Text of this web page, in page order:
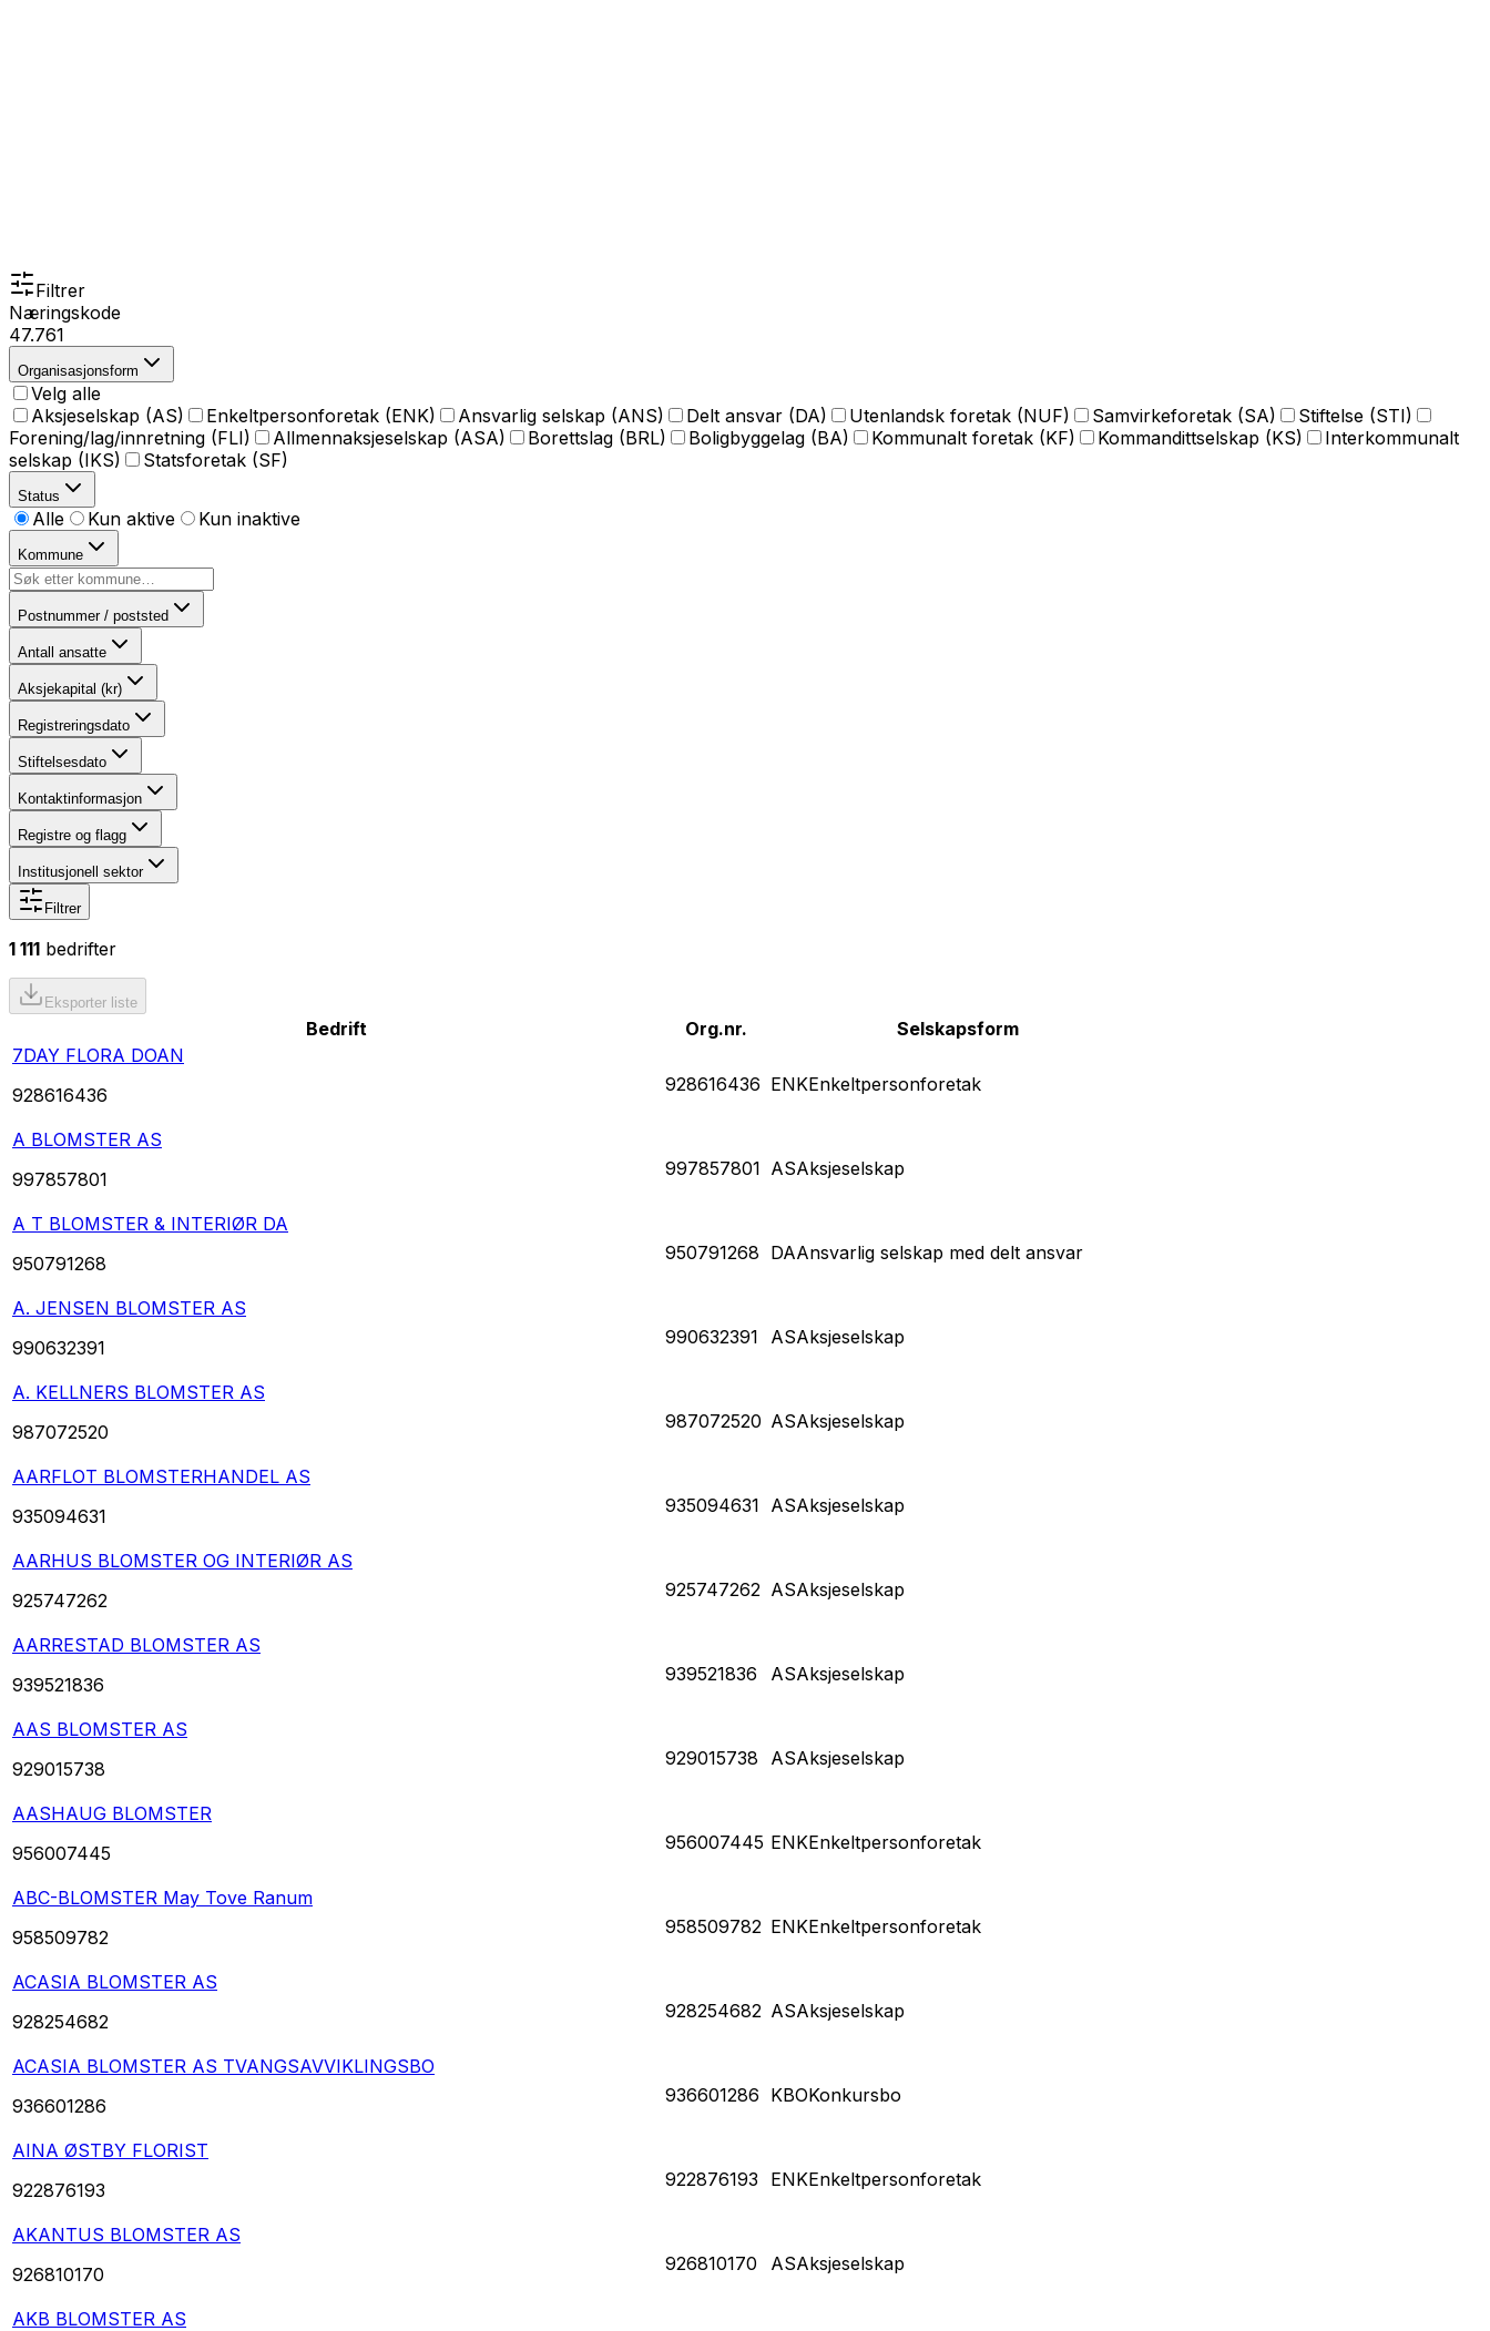
Filtrer
Næringskode
47.761
Organisasjonsform
Velg alle
Aksjeselskap (AS)
Enkeltpersonforetak (ENK) Ansvarlig selskap (ANS) Delt ansvar (DA) Utenlandsk foretak (NUF) Samvirkeforetak (SA)
Stiftelse (STI)
Forening/lag/innretning (FLI)
Allmennaksjeselskap (ASA) Borettslag (BRL) Boligbyggelag (BA) Kommunalt foretak (KF) Kommandittselskap (KS)
Interkommunalt
selskap (IKS)
Statsforetak (SF)
Status
Alle Kun aktive Kun inaktive
Kommune
Postnummer / poststed
Antall ansatte
Aksjekapital (kr)
Registreringsdato
Stiftelsesdato
Kontaktinformasjon
Registre og flagg
Institusjonell sektor
Filtrer
1 111 bedrifter
Eksporter liste
Bedrift Org.nr.
Selskapsform
7DAY FLORA DOAN
928616436
928616436 ENKEnkeltpersonforetak
A BLOMSTER AS
997857801
997857801 ASAksjeselskap
A T BLOMSTER & INTERIØR DA
950791268
950791268 DAAnsvarlig selskap med delt ansvar
A. JENSEN BLOMSTER AS
990632391
990632391 ASAksjeselskap
A. KELLNERS BLOMSTER AS
987072520
987072520 ASAksjeselskap
AARFLOT BLOMSTERHANDEL AS
935094631
935094631 ASAksjeselskap
AARHUS BLOMSTER OG INTERIØR AS
925747262
925747262 ASAksjeselskap
AARRESTAD BLOMSTER AS
939521836
939521836 ASAksjeselskap
AAS BLOMSTER AS
929015738
929015738 ASAksjeselskap
AASHAUG BLOMSTER
956007445
956007445 ENKEnkeltpersonforetak
ABC-BLOMSTER May Tove Ranum
958509782
958509782 ENKEnkeltpersonforetak
ACASIA BLOMSTER AS
928254682
928254682 ASAksjeselskap
ACASIA BLOMSTER AS TVANGSAVVIKLINGSBO
936601286
936601286 KBOKonkursbo
AINA ØSTBY FLORIST
922876193
922876193 ENKEnkeltpersonforetak
AKANTUS BLOMSTER AS
926810170
926810170 ASAksjeselskap
AKB BLOMSTER AS